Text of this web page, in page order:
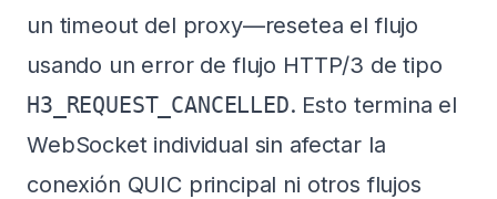
un timeout del proxy—resetea el flujo
usando un error de flujo HTTP/3 de tipo
H3_REQUEST_CANCELLED. Esto termina el
WebSocket individual sin afectar la
conexión QUIC principal ni otros flujos